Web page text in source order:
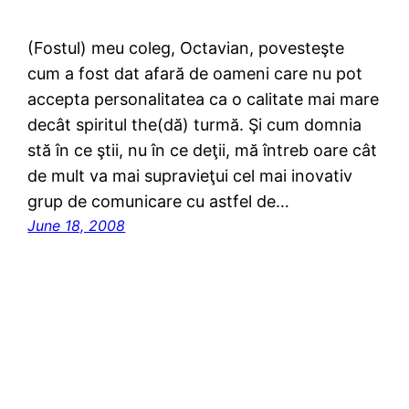
(Fostul) meu coleg, Octavian, povesteşte
cum a fost dat afară de oameni care nu pot
accepta personalitatea ca o calitate mai mare
decât spiritul the(dă) turmă. Şi cum domnia
stă în ce ştii, nu în ce deţii, mă întreb oare cât
de mult va mai supravieţui cel mai inovativ
grup de comunicare cu astfel de…
June 18, 2008